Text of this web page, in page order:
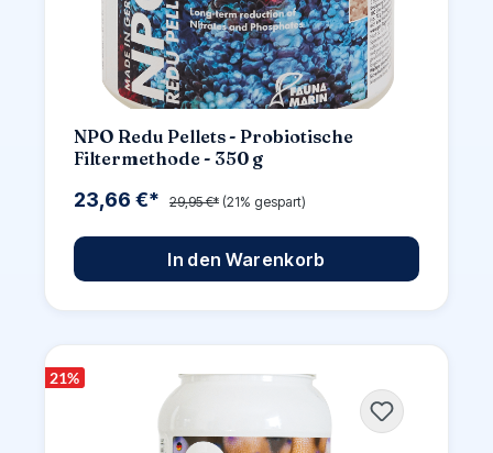
NPO Redu Pellets - Probiotische
Filtermethode - 350 g
23,66 €* 29,95 €* (21% gespart)
In den Warenkorb
21%